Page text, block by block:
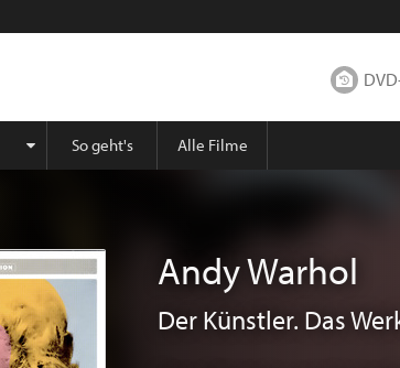
So geht's Alle Filme
Andy Warhol
Der Künstler. Das